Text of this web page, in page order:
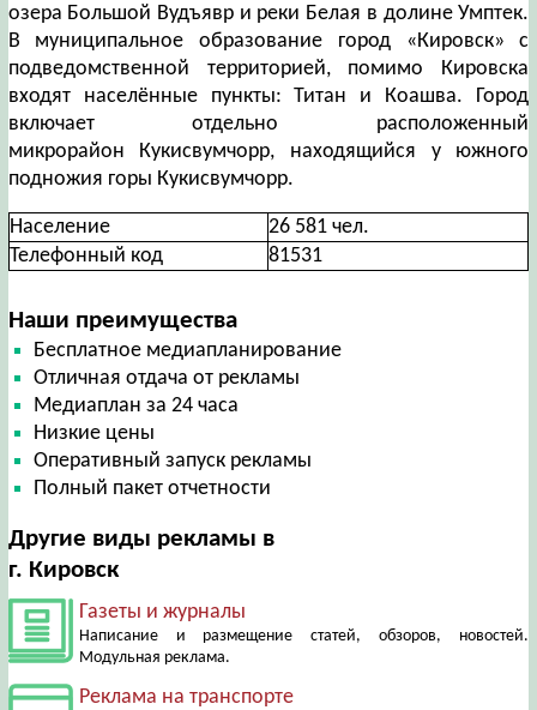
озера Большой Вудъявр и реки Белая в долине Умптек.
В муниципальное образование город «Кировск» с
подведомственной территорией, помимо Кировска
входят населённые пункты: Титан и Коашва. Город
включает отдельно расположенный
микрорайон Кукисвумчорр, находящийся у южного
подножия горы Кукисвумчорр.
Население
26 581 чел.
Телефонный код
81531
Наши преимущества
Бесплатное медиапланирование
Отличная отдача от рекламы
Медиаплан за 24 часа
Низкие цены
Оперативный запуск рекламы
Полный пакет отчетности
Другие виды рекламы в
г. Кировск
Газеты и журналы
Написание и размещение статей, обзоров, новостей.
Модульная реклама.
Реклама на транспорте